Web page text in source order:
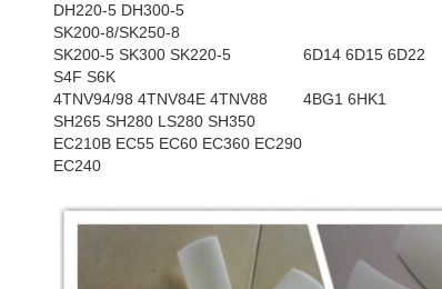
DH220-5 DH300-5
SK200-8/SK250-8
SK200-5 SK300 SK220-5
6D14 6D15 6D22
S4F S6K
4TNV94/98 4TNV84E 4TNV88
4BG1 6HK1
SH265 SH280 LS280 SH350
EC210B EC55 EC60 EC360 EC290
EC240